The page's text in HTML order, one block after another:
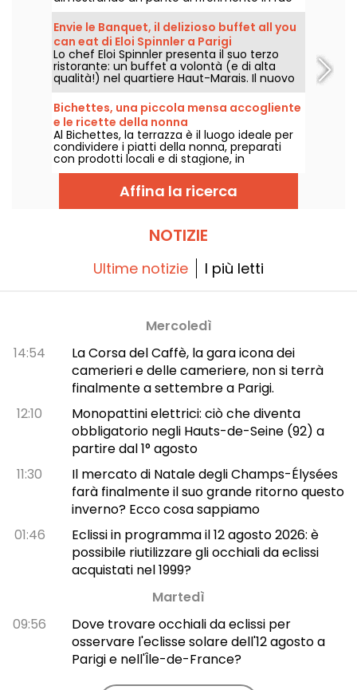
Ramey, con i suoi piatti bistronomici allegri e
liberi.
Envie le Banquet, il delizioso buffet all you
can eat di Eloi Spinnler a Parigi
Lo chef Eloi Spinnler presenta il suo terzo
ristorante: un buffet a volontà (e di alta
qualità!) nel quartiere Haut-Marais. Il nuovo
ristorante, chiamato Envie le Banquet,
unisce buon gusto, prezzi interessanti e
diversità. Qualcosa per tutti i gusti!
Bichettes, una piccola mensa accogliente
e le ricette della nonna
Al Bichettes, la terrazza è il luogo ideale per
condividere i piatti della nonna, preparati
con prodotti locali e di stagione, in
un'atmosfera ultra-conviviale. Cibo
semplice e confortante!
Affina la ricerca
NOTIZIE
Ultime notizie I più letti
Mercoledì
14:54
La Corsa del Caffè, la gara icona dei
camerieri e delle cameriere, non si terrà
finalmente a settembre a Parigi.
12:10
Monopattini elettrici: ciò che diventa
obbligatorio negli Hauts-de-Seine (92) a
partire dal 1° agosto
11:30
Il mercato di Natale degli Champs-Élysées
farà finalmente il suo grande ritorno questo
inverno? Ecco cosa sappiamo
01:46
Eclissi in programma il 12 agosto 2026: è
possibile riutilizzare gli occhiali da eclissi
acquistati nel 1999?
Martedì
09:56
Dove trovare occhiali da eclissi per
osservare l'eclisse solare dell'12 agosto a
Parigi e nell'Île-de-France?